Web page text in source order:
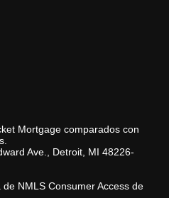
Mortgage comparados con
Ave., Detroit, MI 48226-
NMLS Consumer Access de